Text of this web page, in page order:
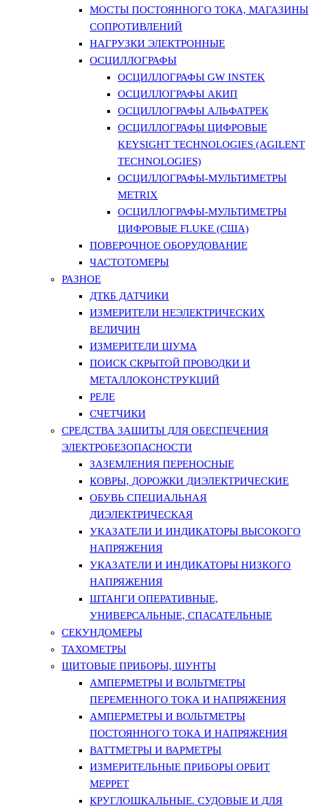
МОСТЫ ПОСТОЯННОГО ТОКА, МАГАЗИНЫ
СОПРОТИВЛЕНИЙ
НАГРУЗКИ ЭЛЕКТРОННЫЕ
ОСЦИЛЛОГРАФЫ
ОСЦИЛЛОГРАФЫ GW INSTEK
ОСЦИЛЛОГРАФЫ АКИП
ОСЦИЛЛОГРАФЫ АЛЬФАТРЕК
ОСЦИЛЛОГРАФЫ ЦИФРОВЫЕ
KEYSIGHT TECHNOLOGIES (AGILENT
TECHNOLOGIES)
ОСЦИЛЛОГРАФЫ-МУЛЬТИМЕТРЫ
METRIX
ОСЦИЛЛОГРАФЫ-МУЛЬТИМЕТРЫ
ЦИФРОВЫЕ FLUKE (США)
ПОВЕРОЧНОЕ ОБОРУДОВАНИЕ
ЧАСТОТОМЕРЫ
РАЗНОЕ
ДТКБ ДАТЧИКИ
ИЗМЕРИТЕЛИ НЕЭЛЕКТРИЧЕСКИХ
ВЕЛИЧИН
ИЗМЕРИТЕЛИ ШУМА
ПОИСК СКРЫТОЙ ПРОВОДКИ И
МЕТАЛЛОКОНСТРУКЦИЙ
РЕЛЕ
СЧЕТЧИКИ
СРЕДСТВА ЗАЩИТЫ ДЛЯ ОБЕСПЕЧЕНИЯ
ЭЛЕКТРОБЕЗОПАСНОСТИ
ЗАЗЕМЛЕНИЯ ПЕРЕНОСНЫЕ
КОВРЫ, ДОРОЖКИ ДИЭЛЕКТРИЧЕСКИЕ
ОБУВЬ СПЕЦИАЛЬНАЯ
ДИЭЛЕКТРИЧЕСКАЯ
УКАЗАТЕЛИ И ИНДИКАТОРЫ ВЫСОКОГО
НАПРЯЖЕНИЯ
УКАЗАТЕЛИ И ИНДИКАТОРЫ НИЗКОГО
НАПРЯЖЕНИЯ
ШТАНГИ ОПЕРАТИВНЫЕ,
УНИВЕРСАЛЬНЫЕ, СПАСАТЕЛЬНЫЕ
СЕКУНДОМЕРЫ
ТАХОМЕТРЫ
ЩИТОВЫЕ ПРИБОРЫ, ШУНТЫ
АМПЕРМЕТРЫ И ВОЛЬТМЕТРЫ
ПЕРЕМЕННОГО ТОКА И НАПРЯЖЕНИЯ
АМПЕРМЕТРЫ И ВОЛЬТМЕТРЫ
ПОСТОЯННОГО ТОКА И НАПРЯЖЕНИЯ
ВАТТМЕТРЫ И ВАРМЕТРЫ
ИЗМЕРИТЕЛЬНЫЕ ПРИБОРЫ ОРБИТ
МЕРРЕТ
КРУГЛОШКАЛЬНЫЕ. СУДОВЫЕ И ДЛЯ